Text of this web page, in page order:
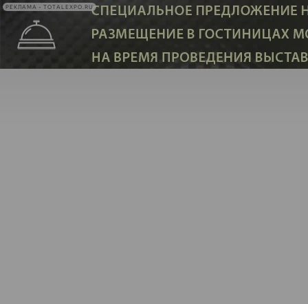
РЕКЛАМА • TOTALEXPO.RU